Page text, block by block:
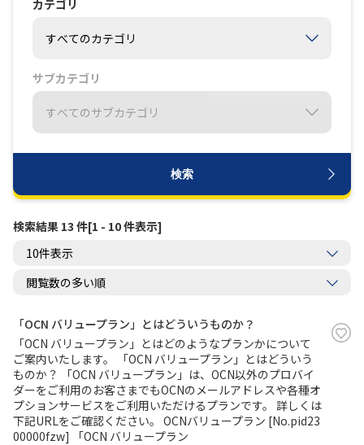
お問い合わせ
履歴・お気に入り
お知らせ サポートサイトの使い方
NTTドコモビジネスのお客さ
まはこちら
工事・故障情報通知
サービス
OCN サービス一覧
カテゴリ
サブカテゴリ
検索
検索結果 13 件[1 - 10 件表示]
「OCN バリュープラン」とはどういうものか？
「OCN バリュープラン」とはどのようなプランかについて
ご案内いたします。 「OCN バリュープラン」とはどういう
ものか？ 「OCN バリュープラン」は、OCN以外のプロバイ
ダーをご利用のお客さまでもOCNのメールアドレスや各種オ
プションサービスをご利用いただけるプランです。 詳しくは
下記URLをご確認ください。 OCNバリュープラン [No.pid23
00000fzw] 「OCN バリュープラン